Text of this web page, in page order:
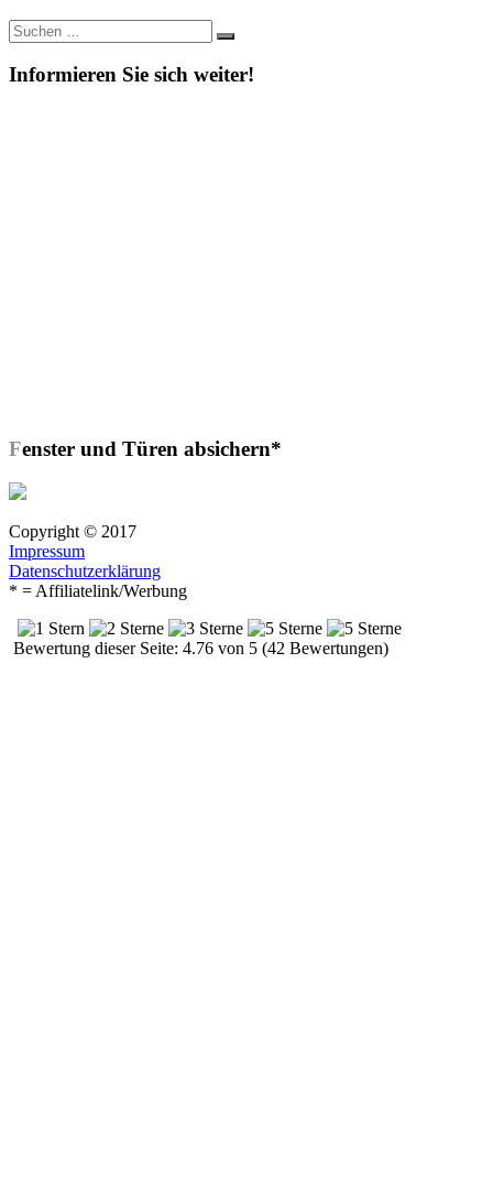
Suche
nach:
Suchen
Informieren Sie sich weiter!
Fenster und Türen absichern*
Copyright © 2017
Impressum
Datenschutzerklärung
* = Affiliatelink/Werbung
Bewertung dieser Seite: 4.76 von 5 (42 Bewertungen)